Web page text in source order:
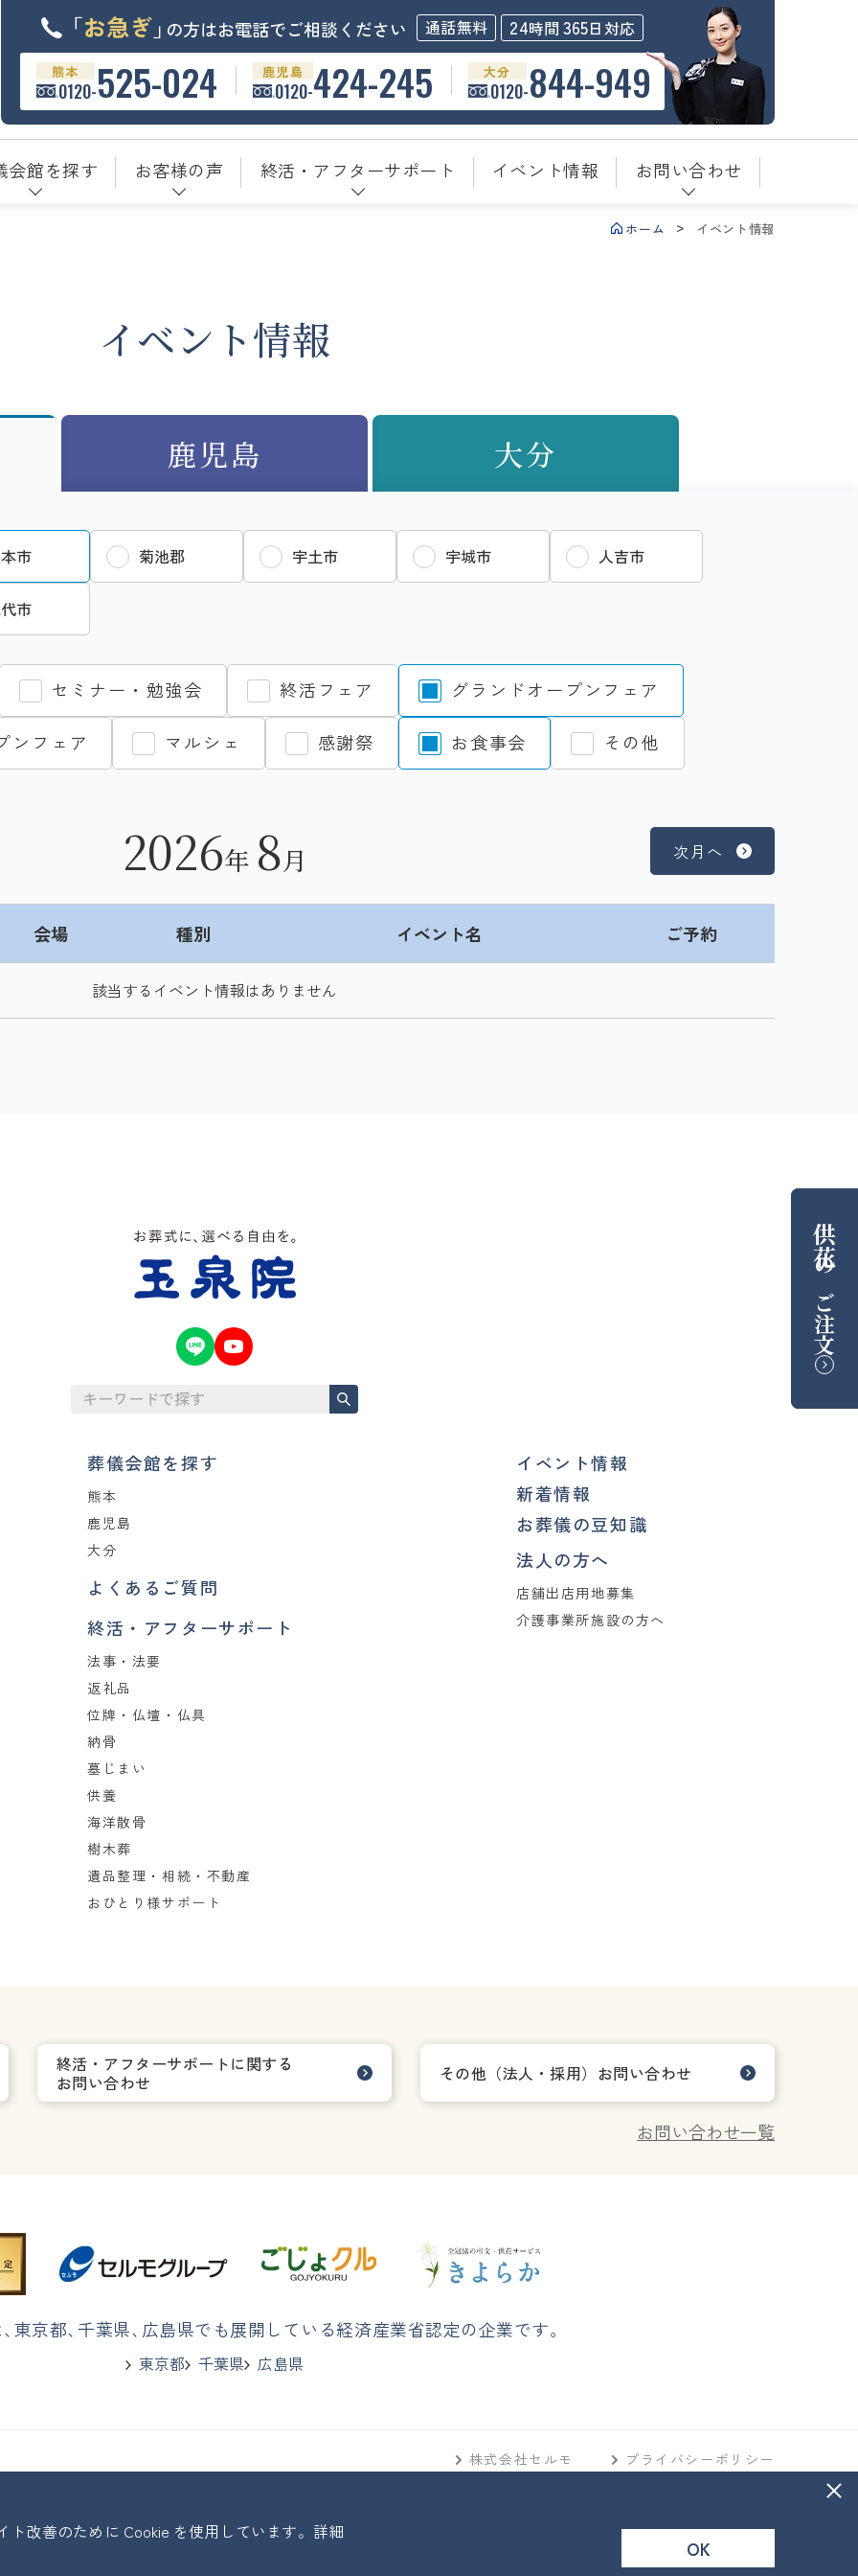
「お急ぎ」 の方はお電話でご相談ください 通話無料 24時間 365日対応
熊本
0120-525-024 鹿児島
0120-424-245 大分
0120-844-949
会館を探す お客様の声 終活・アフターサポート イベント情報 お問い合わせ
供花
の
ご注文
ホーム イベント情報
イベント情報
鹿児島 大分
市 菊池郡 宇土市 宇城市 人吉市
市
セミナー・勉強会 終活フェア グランドオープンフェア
ンフェア マルシェ 感謝祭 お食事会 その他
2026年 8月 次月へ
会場 種別 イベント名 ご予約
該当するイベント情報はありません
葬儀会館を探す
熊本
鹿児島
大分
よくあるご質問
終活・アフターサポート
法事・法要
返礼品
位牌・仏壇・仏具
納骨
墓じまい
供養
海洋散骨
樹木葬
遺品整理・相続・不動産
おひとり様サポート
イベント情報
新着情報
お葬儀の豆知識
法人の方へ
店舗出店用地募集
介護事業所施設の方へ
終活・アフターサポートに関する
お問い合わせ
その他（法人・採用）お問い合わせ
お問い合わせ一覧
、東京都、千葉県、 広島県でも展開している経済産業省認定の企業です。
東京都 千葉県 広島県
株式会社セルモ プライバシーポリシー
改善のために Cookie を使用しています。詳細
OK